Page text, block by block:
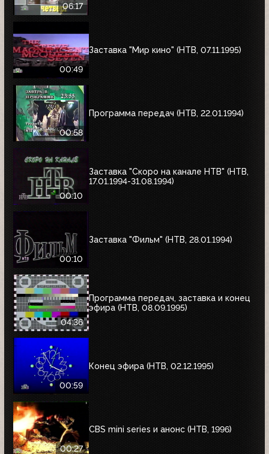
06:17
00:49
Заставка "Мир кино" (НТВ, 07.11.1995)
00:58
Программа передач (НТВ, 22.01.1994)
00:10
Заставка "Скоро на канале НТВ" (НТВ,
17.01.1994-31.08.1994)
00:10
Заставка "Фильм" (НТВ, 28.01.1994)
04:36
Программа передач, заставка и конец
эфира (НТВ, 08.09.1995)
00:59
Конец эфира (НТВ, 02.12.1995)
00:27
CBS mini series и анонс (НТВ, 1996)